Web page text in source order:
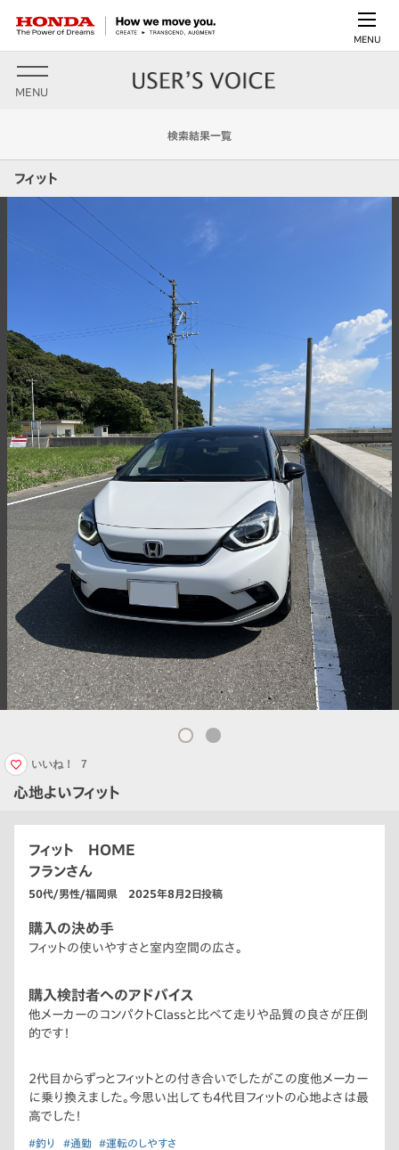
MENU
MENU
検索結果一覧
フィット
心地よいフィット
いいね！ 7
フィット HOME
フランさん
50代/男性/福岡県 2025年8月2日投稿
購入の決め手
フィットの使いやすさと室内空間の広さ。
購入検討者へのアドバイス
他メーカーのコンパクトClassと比べて走りや品質の良さが圧倒
的です！
2代目からずっとフィットとの付き合いでしたがこの度他メーカー
に乗り換えました。今思い出しても4代目フィットの心地よさは最
高でした！
#釣り #通勤 #運転のしやすさ